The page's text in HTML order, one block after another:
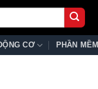
CƠ PHẦN MỀM